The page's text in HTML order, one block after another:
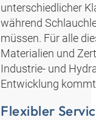
unterschiedlicher
während
müssen. Für alle
Materialien und
Industrie- und
Entwicklung
Flexibler